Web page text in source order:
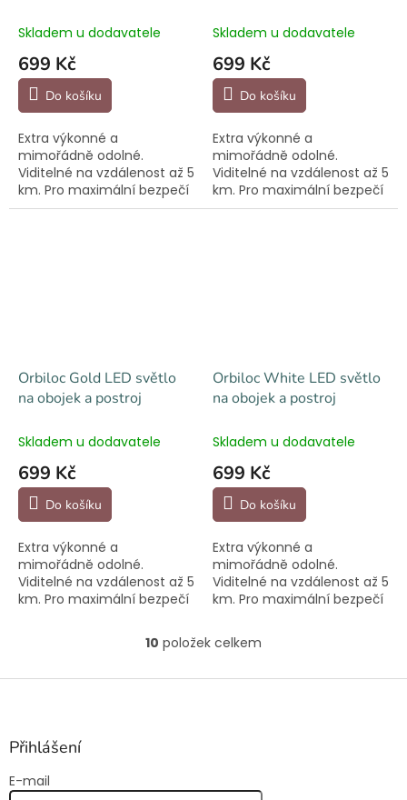
Skladem u dodavatele
699 Kč
Do košíku
Extra výkonné a
mimořádně odolné.
Viditelné na vzdálenost až 5
km. Pro maximální bezpečí
při večerních procházkách.
Skladem u dodavatele
699 Kč
Do košíku
Extra výkonné a
mimořádně odolné.
Viditelné na vzdálenost až 5
km. Pro maximální bezpečí
při večerních procházkách.
Orbiloc Gold LED světlo
na obojek a postroj
Skladem u dodavatele
699 Kč
Do košíku
Extra výkonné a
mimořádně odolné.
Viditelné na vzdálenost až 5
km. Pro maximální bezpečí
Orbiloc White LED světlo
na obojek a postroj
Skladem u dodavatele
699 Kč
Do košíku
Extra výkonné a
mimořádně odolné.
Viditelné na vzdálenost až 5
km. Pro maximální bezpečí
O
l
p
10 položek celkem
Z
Přihlášení
E-mail